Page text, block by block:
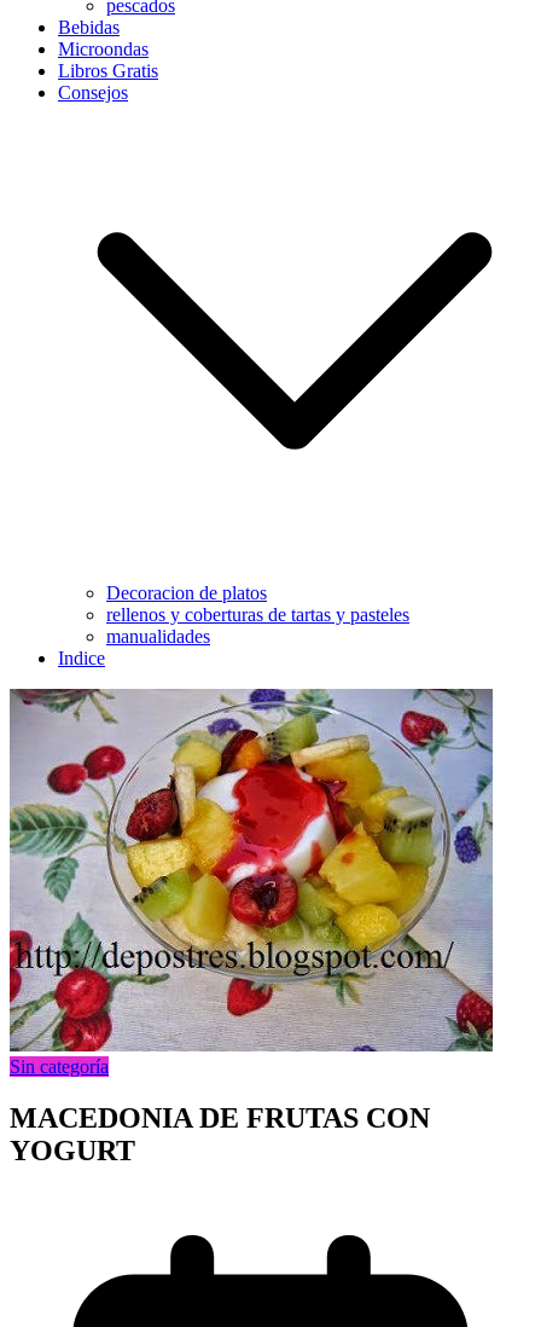
pescados
Bebidas
Microondas
Libros Gratis
Consejos
Decoracion de platos
rellenos y coberturas de tartas y pasteles
manualidades
Indice
Sin categoría
MACEDONIA DE FRUTAS CON
YOGURT